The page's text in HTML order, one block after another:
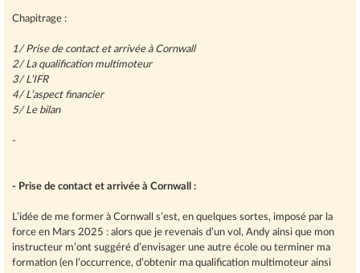
Chapitrage :
1/ Prise de contact et arrivée à Cornwall
2/ La qualification multimoteur
3/ L’IFR
4/ L’aspect financier
5/ Le bilan
-
- Prise de contact et arrivée à Cornwall :
L’idée de me former à Cornwall s’est, en quelques sortes, imposé par la
force en Mars 2025 : alors que je revenais d’un vol, Andy ainsi que mon
instructeur m’ont suggéré d’envisager une autre école ou terminer ma
formation (en l’occurrence, d’obtenir ma qualification multimoteur ainsi